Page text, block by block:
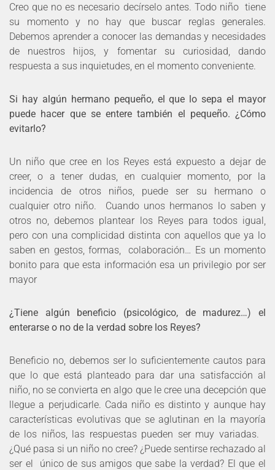
Creo que no es necesario decírselo antes. Todo niño tiene
su momento y no hay que buscar reglas generales.
Debemos aprender a conocer las demandas y necesidades
de nuestros hijos, y fomentar su curiosidad, dando
respuesta a sus inquietudes, en el momento conveniente.
Si hay algún hermano pequeño, el que lo sepa el mayor
puede hacer que se entere también el pequeño. ¿Cómo
evitarlo?
Un niño que cree en los Reyes está expuesto a dejar de
creer, o a tener dudas, en cualquier momento, por la
incidencia de otros niños, puede ser su hermano o
cualquier otro niño. Cuando unos hermanos lo saben y
otros no, debemos plantear los Reyes para todos igual,
pero con una complicidad distinta con aquellos que ya lo
saben en gestos, formas, colaboración… Es un momento
bonito para que esta información esa un privilegio por ser
mayor
¿Tiene algún beneficio (psicológico, de madurez…) el
enterarse o no de la verdad sobre los Reyes?
Beneficio no, debemos ser lo suficientemente cautos para
que lo que está planteado para dar una satisfacción al
niño, no se convierta en algo que le cree una decepción que
llegue a perjudicarle. Cada niño es distinto y aunque hay
características evolutivas que se aglutinan en la mayoría
de los niños, las respuestas pueden ser muy variadas.
¿Qué pasa si un niño no cree? ¿Puede sentirse rechazado al
ser el único de sus amigos que sabe la verdad? El que el